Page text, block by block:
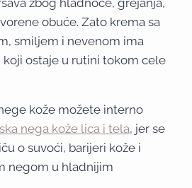
zbog hladnoće, grejanja,
obuće. Zato krema sa
smiljem i nevenom ima
koji ostaje u rutini tokom cele
kože možete interno
nega kože lica i tela, jer se
o suvoći, barijeri kože i
negom u hladnijim